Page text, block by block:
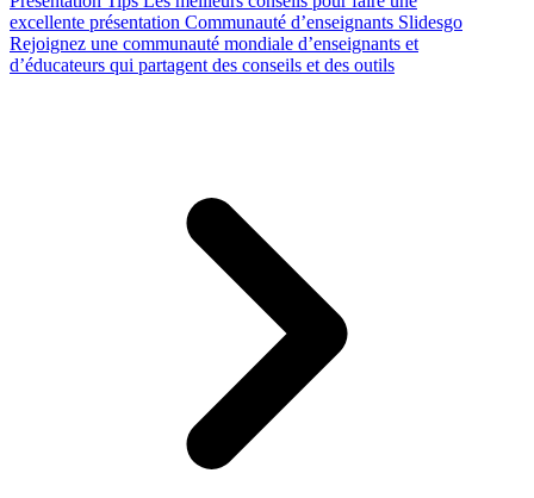
excellente présentation Communauté d’enseignants Slidesgo
Rejoignez une communauté mondiale d’enseignants et
d’éducateurs qui partagent des conseils et des outils